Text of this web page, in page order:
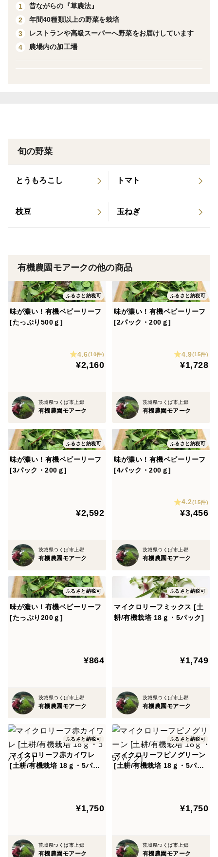
1
昔ながらの『草農法』
2
年間40種類以上の野菜を栽培
3
レストランや高級スーパーへ野菜をお届けしています
4
農場内の加工場
旬の野菜
とうもろこし トマト
枝豆 玉ねぎ
有機農園モアークの他の商品
ふるさと納税可
味が濃い！有機ベビーリーフ
[たっぷり500ｇ]
4.6(10件)
¥2,160
茨城県つくば市上郷
有機農園モアーク
ふるさと納税可
味が濃い！有機ベビーリーフ
[2パック・200ｇ]
4.9(15件)
¥1,728
茨城県つくば市上郷
有機農園モアーク
ふるさと納税可
味が濃い！有機ベビーリーフ
[3パック・200ｇ]
¥2,592
茨城県つくば市上郷
有機農園モアーク
ふるさと納税可
味が濃い！有機ベビーリーフ
[4パック・200ｇ]
4.2(15件)
¥3,456
茨城県つくば市上郷
有機農園モアーク
ふるさと納税可
味が濃い！有機ベビーリーフ
[たっぷり200ｇ]
¥864
茨城県つくば市上郷
有機農園モアーク
ふるさと納税可
マイクロリーフミックス [土
耕/有機栽培 18ｇ・5パック]
¥1,749
茨城県つくば市上郷
有機農園モアーク
ふるさと納税可
マイクロリーフ赤カイワレ
[土耕/有機栽培 18ｇ・5パッ
¥1,750
茨城県つくば市上郷
有機農園モアーク
ふるさと納税可
マイクロリーフピノグリーン
[土耕/有機栽培 18ｇ・5パッ
¥1,750
茨城県つくば市上郷
有機農園モアーク